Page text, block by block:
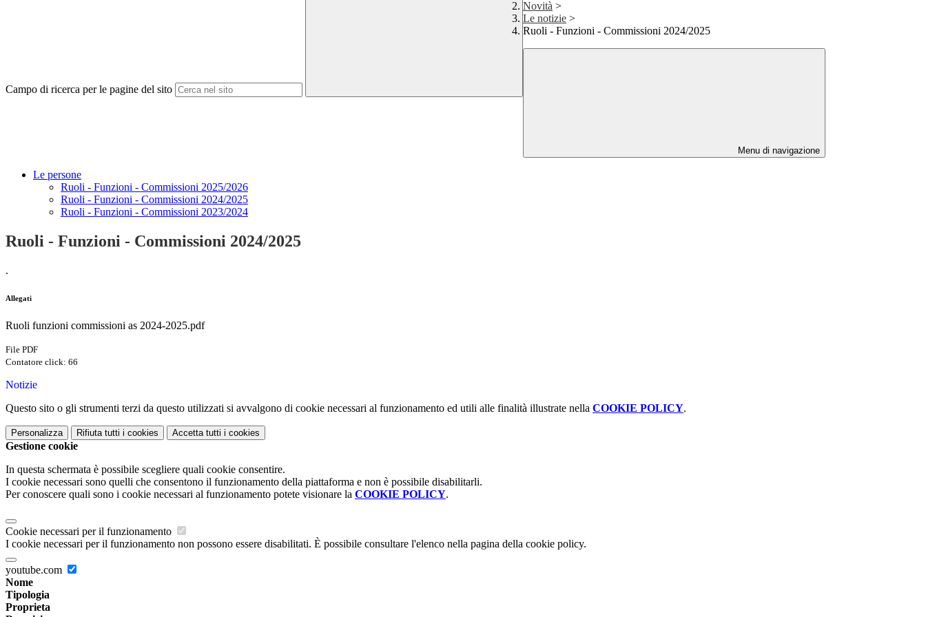
Campo di ricerca per le pagine del sito
Novità >
Le notizie >
Ruoli - Funzioni - Commissioni 2024/2025
Menu di navigazione
Le persone
Ruoli - Funzioni - Commissioni 2025/2026
Ruoli - Funzioni - Commissioni 2024/2025
Ruoli - Funzioni - Commissioni 2023/2024
Ruoli - Funzioni - Commissioni 2024/2025
.
Allegati
Ruoli funzioni commissioni as 2024-2025.pdf
File PDF
Contatore click: 66
Notizie
Questo sito o gli strumenti terzi da questo utilizzati si avvalgono di cookie necessari al funzionamento ed utili alle finalità illustrate nella COOKIE POLICY.
Personalizza Rifiuta tutti i cookies Accetta tutti i cookies
Gestione cookie
In questa schermata è possibile scegliere quali cookie consentire.
I cookie necessari sono quelli che consentono il funzionamento della piattaforma e non è possibile disabilitarli.
Per conoscere quali sono i cookie necessari al funzionamento potete visionare la COOKIE POLICY.
Cookie necessari per il funzionamento
I cookie necessari per il funzionamento non possono essere disabilitati. È possibile consultare l'elenco nella pagina della cookie policy.
youtube.com
Nome
Tipologia
Proprieta